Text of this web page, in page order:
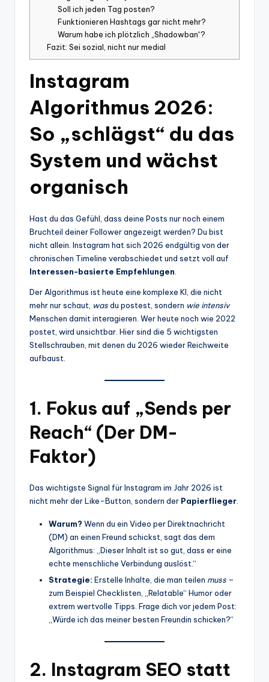
Soll ich jeden Tag posten?
Funktionieren Hashtags gar nicht mehr?
Warum habe ich plötzlich „Shadowban“?
Fazit: Sei sozial, nicht nur medial
Instagram
Algorithmus 2026:
So „schlägst“ du das
System und wächst
organisch
Hast du das Gefühl, dass deine Posts nur noch einem
Bruchteil deiner Follower angezeigt werden? Du bist
nicht allein. Instagram hat sich 2026 endgültig von der
chronischen Timeline verabschiedet und setzt voll auf
Interessen-basierte Empfehlungen
Der Algorithmus ist heute eine komplexe KI, die nicht
mehr nur schaut, wasdu postest, sondern wie intensiv
Menschen damit interagieren. Wer heute noch wie 2022
postet, wird unsichtbar. Hier sind die 5 wichtigsten
Stellschrauben, mit denen du 2026 wieder Reichweite
aufbaust.
1. Fokus auf „Sends per
Reach“ (Der DM-
Faktor)
Das wichtigste Signal für Instagram im Jahr 2026 ist
nicht mehr der Like-Button, sondern der Papierflieger
Warum? Wenn du ein Video per Direktnachricht
(DM) an einen Freund schickst, sagt das dem
Algorithmus: „Dieser Inhalt ist so gut, dass er eine
echte menschliche Verbindung auslöst.“
Strategie: Erstelle Inhalte, die man teilen muss –
zum Beispiel Checklisten, „Relatable“ Humor oder
extrem wertvolle Tipps. Frage dich vor jedem Post:
„Würde ich das meiner besten Freundin schicken?“
2. Instagram SEO statt